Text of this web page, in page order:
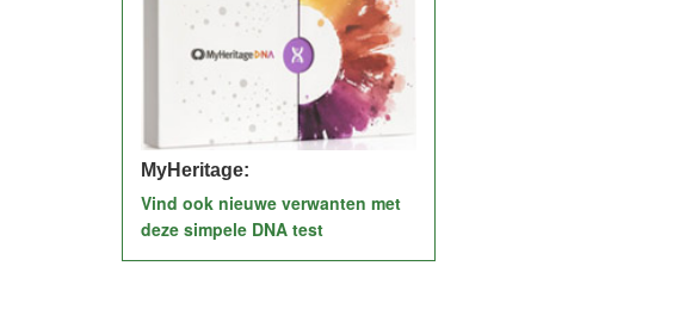
MyHeritage:
Vind ook nieuwe verwanten met
deze simpele DNA test